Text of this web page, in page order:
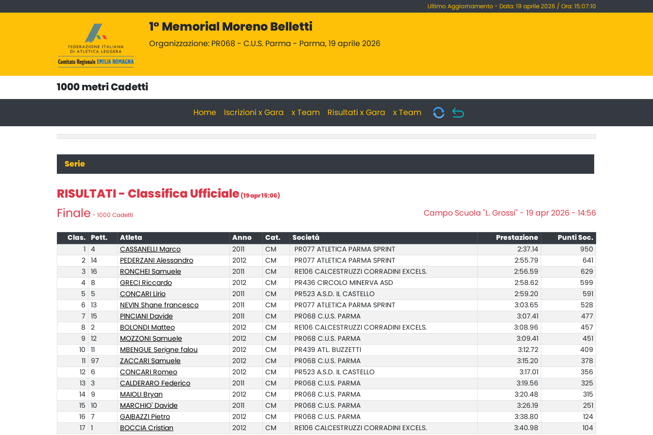
Ultimo Aggiornamento - Data: 19 aprile 2026 / Ora: 15:07:10
1° Memorial Moreno Belletti
Organizzazione: PR068 - C.U.S. Parma - Parma, 19 aprile 2026
1000 metri Cadetti
Home Iscrizioni x Gara x Team Risultati x Gara x Team
Serie
RISULTATI - Classifica Ufficiale (19 apr 15:06)
Finale - 1000 Cadetti Campo Scuola "L. Grossi" - 19 apr 2026 - 14:56
Clas. Pett. Atleta Anno Cat. Società Prestazione
Punti Soc.
1
4 CASSANELLI Marco 2011 CM PR077 ATLETICA PARMA SPRINT 2:37.14
950
2
14 PEDERZANI Alessandro 2012 CM PR077 ATLETICA PARMA SPRINT 2:55.79
641
3
16 RONCHEI Samuele 2011 CM RE106 CALCESTRUZZI CORRADINI EXCELS. 2:56.59
629
4
8 GRECI Riccardo 2012 CM PR436 CIRCOLO MINERVA ASD 2:58.62
599
5
5 CONCARI Lirio 2011 CM PR523 A.S.D. IL CASTELLO 2:59.20
591
6
13 NEVIN Shane francesco 2011 CM PR077 ATLETICA PARMA SPRINT 3:03.65
528
7
15 PINCIANI Davide 2011 CM PR068 C.U.S. PARMA 3:07.41
477
8
2 BOLONDI Matteo 2012 CM RE106 CALCESTRUZZI CORRADINI EXCELS. 3:08.96
457
9
12 MOZZONI Samuele 2012 CM PR068 C.U.S. PARMA 3:09.41
451
10
11 MBENGUE Serigne falou 2012 CM PR439 ATL. BUZZETTI 3:12.72
409
11
97 ZACCARI Samuele 2012 CM PR068 C.U.S. PARMA 3:15.20
378
12
6 CONCARI Romeo 2012 CM PR523 A.S.D. IL CASTELLO 3:17.01
356
13
3 CALDERARO Federico 2011 CM PR068 C.U.S. PARMA 3:19.56
325
14
9 MAIOLI Bryan 2012 CM PR068 C.U.S. PARMA 3:20.48
315
15
10 MARCHIO' Davide 2011 CM PR068 C.U.S. PARMA 3:26.19
251
16
7 GAIBAZZI Pietro 2012 CM PR068 C.U.S. PARMA 3:38.80
124
17
1 BOCCIA Cristian 2012 CM RE106 CALCESTRUZZI CORRADINI EXCELS. 3:40.98 104